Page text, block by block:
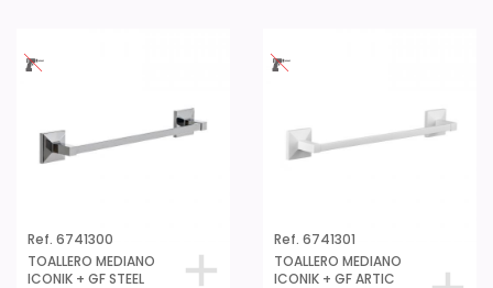
Ref. 6741300
TOALLERO MEDIANO
ICONIK + GF STEEL
Ref. 6741301
TOALLERO MEDIANO
ICONIK + GF ARTIC